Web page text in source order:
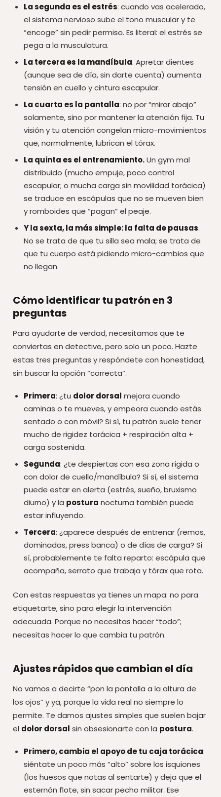
La segunda es el estrés: cuando vas acelerado,
el sistema nervioso sube el tono muscular y te
“encoge” sin pedir permiso. Es literal: el estrés se
pega a la musculatura.
La tercera es la mandíbula. Apretar dientes
(aunque sea de día, sin darte cuenta) aumenta
tensión en cuello y cintura escapular.
La cuarta es la pantalla: no por “mirar abajo”
solamente, sino por mantener la atención fija. Tu
visión y tu atención congelan micro-movimientos
que, normalmente, lubrican el tórax.
La quinta es el entrenamiento.Un gym mal
distribuido (mucho empuje, poco control
escapular; o mucha carga sin movilidad torácica)
se traduce en escápulas que no se mueven bien
y romboides que “pagan” el peaje.
Y la sexta, la más simple: la falta de pausas.
No se trata de que tu silla sea mala; se trata de
que tu cuerpo está pidiendo micro-cambios que
no llegan.
Cómo identificar tu patrón en 3
preguntas
Para ayudarte de verdad, necesitamos que te
conviertas en detective, pero solo un poco. Hazte
estas tres preguntas y respóndete con honestidad,
sin buscar la opción “correcta”.
Primera: ¿tu dolor dorsal mejora cuando
caminas o te mueves, y empeora cuando estás
sentado o con móvil? Si sí, tu patrón suele tener
mucho de rigidez torácica + respiración alta +
carga sostenida.
Segunda: ¿te despiertas con esa zona rígida o
con dolor de cuello/mandíbula? Si sí, el sistema
puede estar en alerta (estrés, sueño, bruxismo
diurno) y la postura nocturna también puede
estar influyendo.
Tercera: ¿aparece después de entrenar (remos,
dominadas, press banca) o de días de carga? Si
sí, probablemente te falta reparto: escápula que
acompaña, serrato que trabaja y tórax que rota.
Con estas respuestas ya tienes un mapa: no para
etiquetarte, sino para elegir la intervención
adecuada. Porque no necesitas hacer “todo”;
necesitas hacer lo que cambia tu patrón.
Ajustes rápidos que cambian el día
No vamos a decirte “pon la pantalla a la altura de
los ojos” y ya, porque la vida real no siempre lo
permite. Te damos ajustes simples que suelen bajar
el dolor dorsal sin obsesionarte con la postura.
Primero, cambia el apoyo de tu caja torácica:
siéntate un poco más “alto” sobre los isquiones
(los huesos que notas al sentarte) y deja que el
esternón flote, sin sacar pecho militar. Ese